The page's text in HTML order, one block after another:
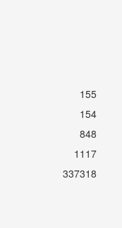
155
154
848
1117
337318